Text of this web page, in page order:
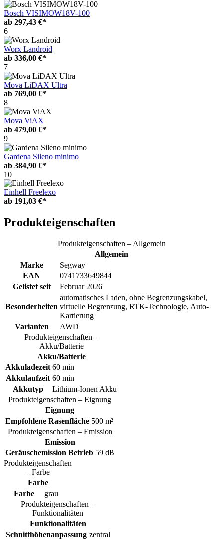
Bosch VISIMOW18V-100
ab 297,43 €*
6
Worx Landroid
ab 336,00 €*
7
Mova LiDAX Ultra
ab 769,00 €*
8
Mova ViAX
ab 479,00 €*
9
Gardena Sileno minimo
ab 384,90 €*
10
Einhell Freelexo
ab 191,03 €*
Produkteigenschaften
Produkteigenschaften – Allgemein
Allgemein
Marke
Segway
EAN
0741733649844
Gelistet seit
Februar 2026
Besonderheiten
automatisches Laden, ohne Begrenzungskabel,
virtuelle Begrenzung, RTK-Technologie, Auto-
Kartierung
Varianten
AWD
Produkteigenschaften –
Akku/Batterie
Akku/Batterie
Akkuladezeit 60 min
Akkulaufzeit 60 min
Akkutyp
Lithium-Ionen Akku
Produkteigenschaften – Eignung
Eignung
Empfohlene Rasenfläche 500 m²
Produkteigenschaften – Emission
Emission
Geräuschemission Betrieb 59 dB
Produkteigenschaften
– Farbe
Farbe
Farbe
grau
Produkteigenschaften –
Funktionalitäten
Funktionalitäten
Schnitthöhenanpassung zentral